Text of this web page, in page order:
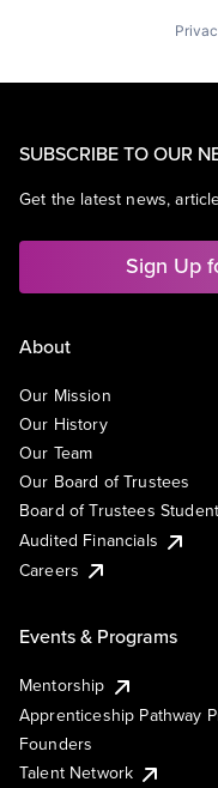
SUBSCRIBE TO OUR
Get the latest news,
Sign Up
About
Our Mission
Our History
Our Team
Our Board of Trustees
Board of Trustees
Audited Financials
Careers
Events & Programs
Mentorship
Apprenticeship Pathway
Founders
Talent Network